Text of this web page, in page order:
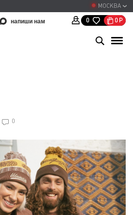
МОСКВА
напиши нам 0 0 Р
0